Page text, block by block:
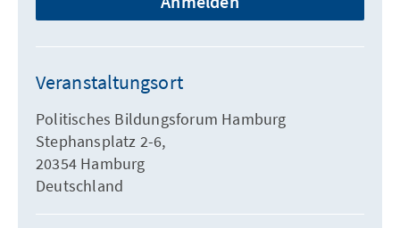
Veranstaltungsort
Politisches Bildungsforum Hamburg
Stephansplatz 2-6,
20354 Hamburg
Deutschland